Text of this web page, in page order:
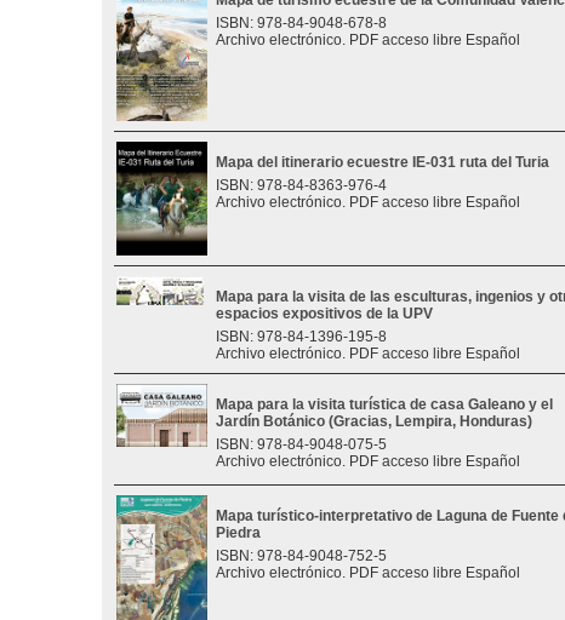
ISBN: 978-84-9048-678-8
Archivo electrónico. PDF acceso libre Español
Mapa del itinerario ecuestre IE-031 ruta del Turia
ISBN: 978-84-8363-976-4
Archivo electrónico. PDF acceso libre Español
Mapa para la visita de las esculturas, ingenios y
espacios expositivos de la UPV
ISBN: 978-84-1396-195-8
Archivo electrónico. PDF acceso libre Español
Mapa para la visita turística de casa Galeano y el
Jardín Botánico (Gracias, Lempira, Honduras)
ISBN: 978-84-9048-075-5
Archivo electrónico. PDF acceso libre Español
Mapa turístico-interpretativo de Laguna de Fuente
Piedra
ISBN: 978-84-9048-752-5
Archivo electrónico. PDF acceso libre Español